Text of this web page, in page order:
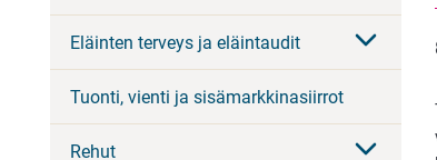
Eläinten terveys ja eläintaudit
Tuonti, vienti ja sisämarkkinasiirrot
Rehut